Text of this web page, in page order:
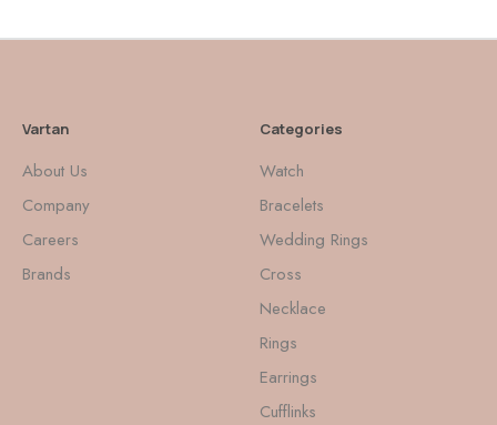
Vartan
About Us
Company
Careers
Brands
Categories
Watch
Bracelets
Wedding Rings
Cross
Necklace
Rings
Earrings
Cufflinks